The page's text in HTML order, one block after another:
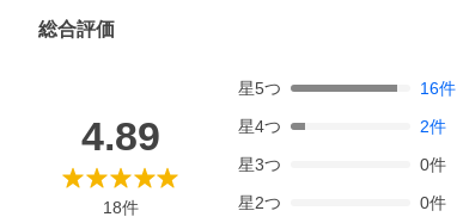
総合評価
4.89
18件
星5つ 16件
星4つ 2件
星3つ 0件
星2つ 0件